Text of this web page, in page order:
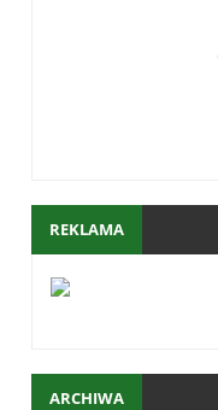
REKLAMA
ARCHIWA